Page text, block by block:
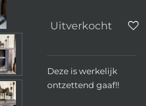
Uitverkocht
Deze is werkelijk
ontzettend gaaf!!